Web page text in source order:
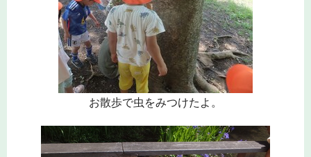
お散歩で虫をみつけたよ。